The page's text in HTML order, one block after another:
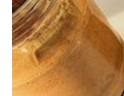
Unos deliciosos
speculoos que os